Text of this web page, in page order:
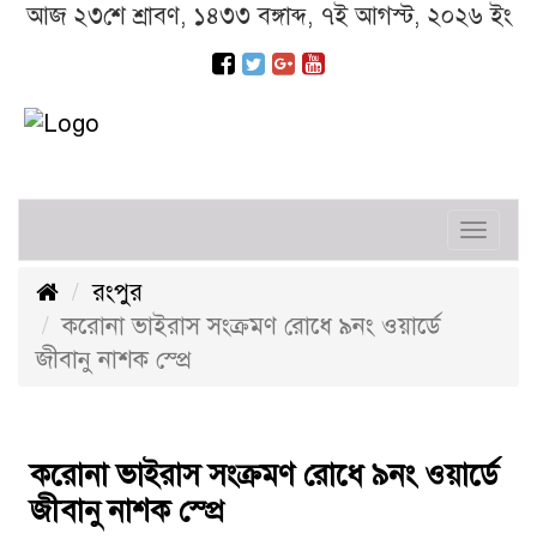
আজ ২৩শে শ্রাবণ, ১৪৩৩ বঙ্গাব্দ, ৭ই আগস্ট, ২০২৬ ইং
রংপুর
করোনা ভাইরাস সংক্রমণ রোধে ৯নং ওয়ার্ডে
জীবানু নাশক স্প্রে
করোনা ভাইরাস সংক্রমণ রোধে ৯নং ওয়ার্ডে
জীবানু নাশক স্প্রে